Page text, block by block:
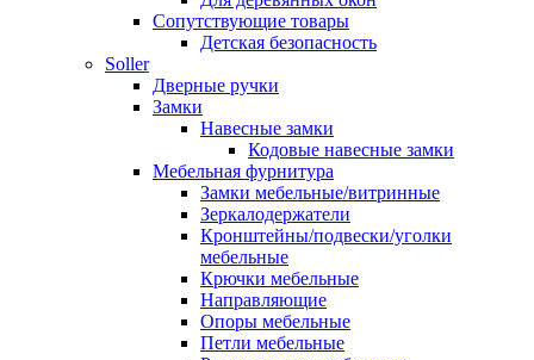
Сопутствующие товары
Детская безопасность
Soller
Дверные ручки
Замки
Навесные замки
Кодовые навесные замки
Мебельная фурнитура
Замки мебельные/витринные
Зеркалодержатели
Кронштейны/подвески/уголки
мебельные
Крючки мебельные
Направляющие
Опоры мебельные
Петли мебельные